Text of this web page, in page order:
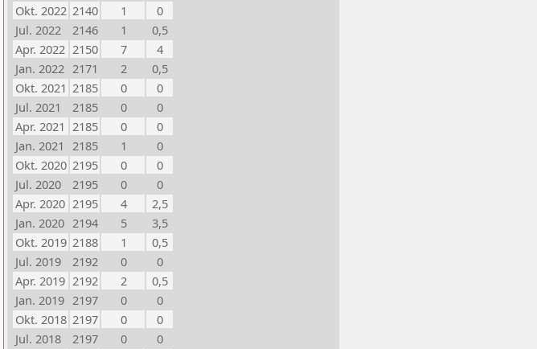
Okt. 2022 2140 1
0
Jul. 2022
2146 1
0,5
Apr. 2022 2150 7
4
Jan. 2022 2171 2
0,5
Okt. 2021 2185 0
0
Jul. 2021
2185 0
0
Apr. 2021 2185 0
0
Jan. 2021 2185 1
0
Okt. 2020 2195 0
0
Jul. 2020
2195 0
0
Apr. 2020 2195 4
2,5
Jan. 2020 2194 5
3,5
Okt. 2019 2188 1
0,5
Jul. 2019
2192 0
0
Apr. 2019 2192 2
0,5
Jan. 2019 2197 0
0
Okt. 2018 2197 0
0
Jul. 2018
2197 0
0